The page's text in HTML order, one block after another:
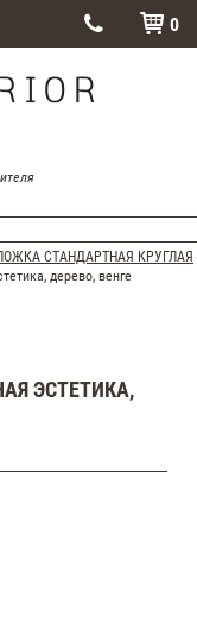
  0
СТАНДАРТНАЯ КРУГЛАЯ
дерево, венге
ЭСТЕТИКА,